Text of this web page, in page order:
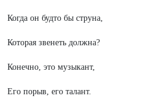
Когда он будто бы струна,
Которая звенеть должна?
Конечно, это музыкант,
Его порыв, его талант.